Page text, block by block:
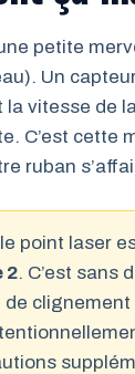
petite
Un
vitesse de
C’est cette
ruban
point laser
2. C’est sans